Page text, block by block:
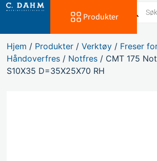
Produkter
Hjem / Produkter /Verktøy / Freser
Håndoverfres / Notfres / CMT 175
S10X35 D=35X25X70 RH